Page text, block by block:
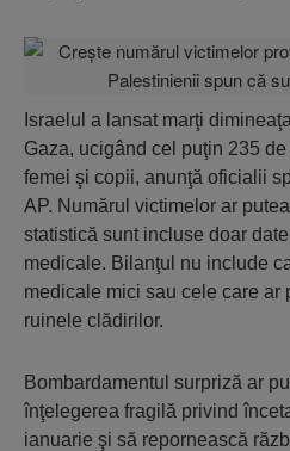
Israelul a lansat marţi
Gaza, ucigând cel puţin 235
femei şi copii, anunţă oficialii
AP. Numărul victimelor ar
statistică sunt incluse doar
medicale. Bilanţul nu include
medicale mici sau cele care ar
ruinele clădirilor.
Bombardamentul surpriză ar
înţelegerea fragilă privind
ianuarie şi să repornească